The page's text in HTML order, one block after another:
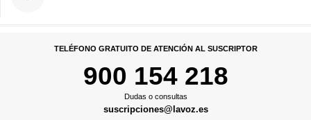
TELÉFONO GRATUITO DE ATENCIÓN AL SUSCRIPTOR
900 154 218
Dudas o consultas
suscripciones@lavoz.es